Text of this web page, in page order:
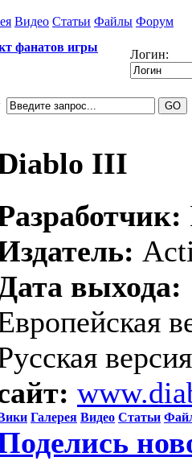
Видео Статьи Файлы Форум
фанатов игры
Логин:
III
выхода:
Галерея Видео Статьи